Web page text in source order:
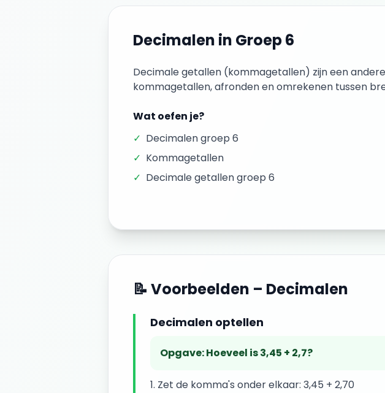
Decimalen in Groep 6
Decimale getallen (kommagetallen) zijn een
kommagetallen, afronden en omrekenen tussen
Wat oefen je?
✓ Decimalen groep 6
✓ Kommagetallen
✓ Decimale getallen groep 6
📝 Voorbeelden – Decimalen
Decimalen optellen
Opgave:Hoeveel is 3,45 + 2,7?
Zet de komma's onder elkaar: 3,45 + 2,70